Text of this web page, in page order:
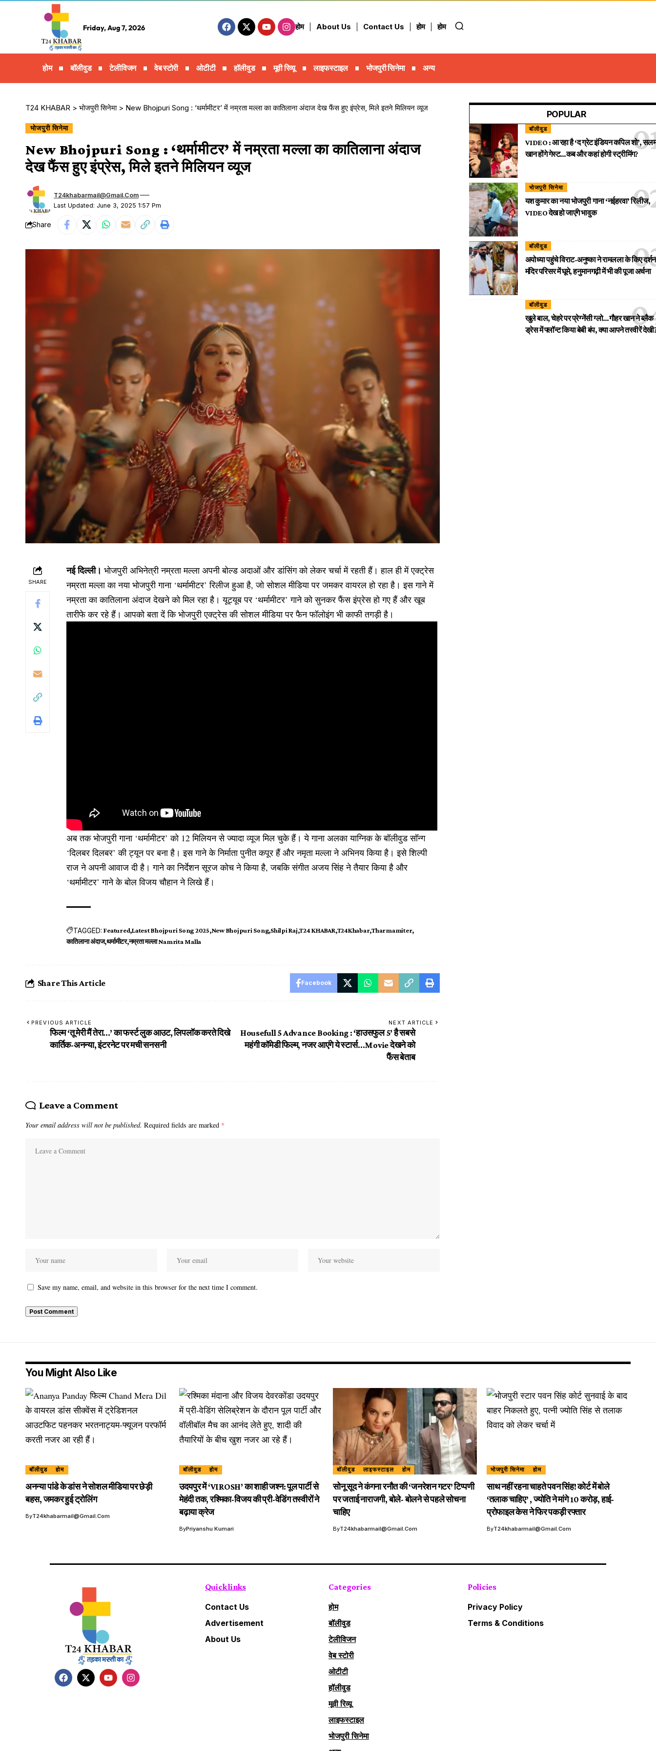
Friday, Aug 7, 2026 होम About Us Contact Us होम होम
होम बॉलीवुड टेलीविजन वेब स्टोरी ओटीटी हॉलीवुड मूवी रिव्यू लाइफस्टाइल भोजपुरी सिनेमा अन्य
T24 KHABAR > भोजपुरी सिनेमा> New Bhojpuri Song : ‘थर्मामीटर’ में नम्रता मल्ला का कातिलाना अंदाज देख फैंस हुए इंप्रेस, मिले इतने म‍िल‍ियन व्यूज
भोजपुरी सिनेमा
New Bhojpuri Song : ‘थर्मामीटर’ में नम्रता मल्ला का कातिलाना अंदाज
देख फैंस हुए इंप्रेस, मिले इतने म‍िल‍ियन व्यूज
Last Updated: June 3, 2025 1:57 Pm
T24khabarmail@gmail.com
Share
SHARE
नई दिल्ली।भोजपुरी अभिनेत्री नम्रता मल्ला अपनी बोल्ड अदाओं और डांसिंग को लेकर चर्चा में रहती हैं। हाल ही में एक्ट्रेस
नम्रता मल्ला का नया भोजपुरी गाना ‘थर्मामीटर’ रिलीज हुआ है, जो सोशल मीडिया पर जमकर वायरल हो रहा है। इस गाने में
नम्रता का कातिलाना अंदाज देखने को मिल रहा है। यूट्यूब पर ‘थर्मामीटर’ गाने को सुनकर फैंस इंप्रेस हो गए हैं और खूब
तारीफे कर रहे हैं। आपको बता दें कि भोजपुरी एक्ट्रेस की सोशल मीडिया पर फैन फॉलोइंग भी काफी तगड़ी है।
अब तक भोजपुरी गाना ‘थर्मामीटर’ को 12 मिलियन से ज्यादा व्यूज मिल चुके हैं। ये गाना अलका याग्निक के बॉलीवुड सॉन्ग
‘दिलबर दिलबर’ की ट्यून पर बना है। इस गाने के निर्माता पुनीत कपूर हैं और नमृता मल्ला ने अभिनय किया है। इसे शिल्पी
राज ने अपनी आवाज दी है। गाने का निर्देशन सूरज कोच ने किया है, जबकि संगीत अजय सिंह ने तैयार किया है और
‘थर्मामीटर’ गाने के बोल विजय चौहान ने लिखे हैं।
TAGGED: Featured Latest Bhojpuri Song 2025 New Bhojpuri Song Shilpi Raj T24 KHABAR T24Khabar Tharmamiter
कातिलाना अंदाज थर्मामीटर नम्रता मल्ला Namrita Malla
Share This Article Facebook
PREVIOUS ARTICLE
फिल्म ‘तू मेरी मैं तेरा…’ का फर्स्ट लुक आउट, लिपलॉक करते दिखे
कार्तिक-अनन्या, इंटरनेट पर मची सनसनी
NEXT ARTICLE
Housefull 5 Advance Booking : ‘हाउसफुल 5’ है सबसे
महंगी कॉमेडी फिल्म, नजर आएंगे ये स्टार्स…Movie देखने को
फैंस बेताब
Leave a Comment
Your email address will not be published. Required fields are marked *
Save my name, email, and website in this browser for the next time I comment.
POPULAR
बॉलीवुड
VIDEO : आ रहा है ‘द ग्रेट इंडियन कपिल शो’,
खान होंगे गेस्ट…कब और कहां होगी स्ट्रीमिंग?
भोजपुरी सिनेमा
यश कुमार का नया भोजपुरी गाना ‘नईहरवा’ रिलीज,
VIDEO देख हो जाएंगे भावुक
बॉलीवुड
अयोध्या पहुंचे विराट-अनुष्का ने रामलला के किए
मंदिर परिसर में घूमे, हनुमानगढ़ी में भी की पूजा अर्चना
बॉलीवुड
खुले बाल, चेहरे पर प्रेग्नेंसी ग्लो…गौहर खान ने ब्लैक
ड्रेस में फ्लॉन्ट किया बेबी बंप, क्या आपने तस्वीरें
You Might Also Like
बॉलीवुड होम
अनन्या पांडे के डांस ने सोशल मीडिया पर छेड़ी
बहस, जमकर हुई ट्रोलिंग
ByT24khabarmail@gmail.com
बॉलीवुड होम
उदयपुर में ‘VIROSH’ का शाही जश्न: पूल पार्टी से
मेहंदी तक, रश्मिका-विजय की प्री-वेडिंग तस्वीरों ने
बढ़ाया क्रेज
ByPriyanshu Kumari
बॉलीवुड लाइफस्टाइल होम
सोनू सूद ने कंगना रनौत की ‘जनरेशन गटर’ टिप्पणी
पर जताई नाराजगी, बोले- बोलने से पहले सोचना
चाहिए
ByT24khabarmail@gmail.com
भोजपुरी सिनेमा होम
साथ नहीं रहना चाहते पवन सिंह! कोर्ट में बोले
‘तलाक चाहिए’ , ज्योति ने मांगे 10 करोड़, हाई-
प्रोफाइल केस ने फिर पकड़ी रफ्तार
ByT24khabarmail@gmail.com
Quick links
Contact Us
Advertisement
About Us
Categories
होम
बॉलीवुड
टेलीविजन
वेब स्टोरी
ओटीटी
हॉलीवुड
मूवी रिव्यू
लाइफस्टाइल
भोजपुरी सिनेमा
Policies
Privacy Policy
Terms & Conditions